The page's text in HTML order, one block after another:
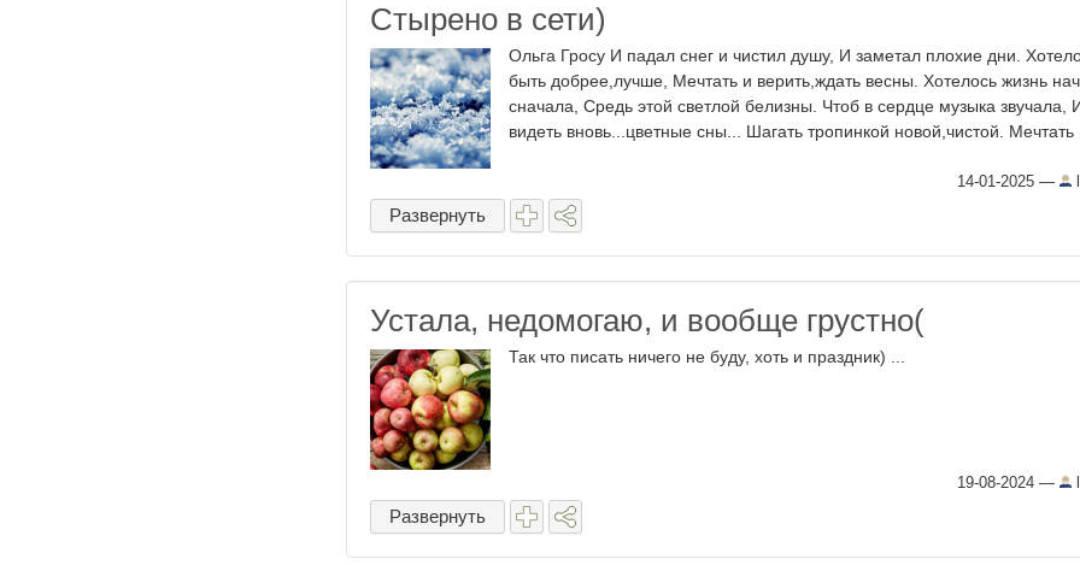
Стырено в сети)
Ольга Гросу И падал снег и чистил душу, И заметал плохие дни.
быть добрее,лучше, Мечтать и верить,ждать весны. Хотелось жизнь
сначала, Средь этой светлой белизны. Чтоб в сердце музыка звучала,
видеть вновь...цветные сны... Шагать тропинкой новой,чистой. Мечтать
14-01-2025 —
Развернуть
Устала, недомогаю, и вообще грустно(
Так что писать ничего не буду, хоть и праздник) ...
19-08-2024 —
Развернуть